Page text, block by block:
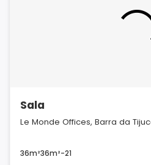
Sala
Le Monde Offices, Barra da
36m²36m²-21